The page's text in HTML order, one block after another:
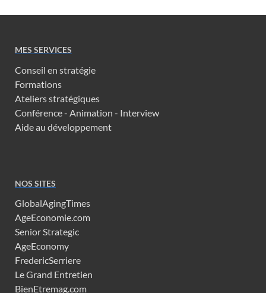
MES SERVICES
Conseil en stratégie
Formations
Ateliers stratégiques
Conférence - Animation - Interview
Aide au développement
NOS SITES
GlobalAgingTimes
AgeEconomie.com
Senior Strategic
AgeEconomy
FredericSerriere
Le Grand Entretien
BienEtremag.com